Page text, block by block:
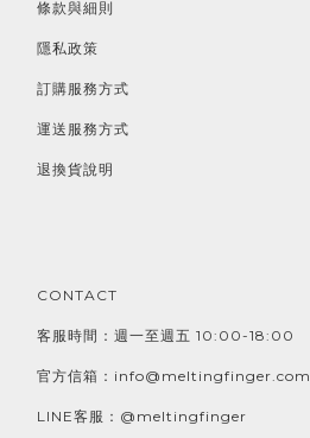
條款與細則
隱私政策
訂購服務方式
運送服務方式
退換貨說明
CONTACT
客服時間：週一至週五 10:00-18:00
官方信箱：info@meltingfinger.com
LINE客服：@meltingfinger